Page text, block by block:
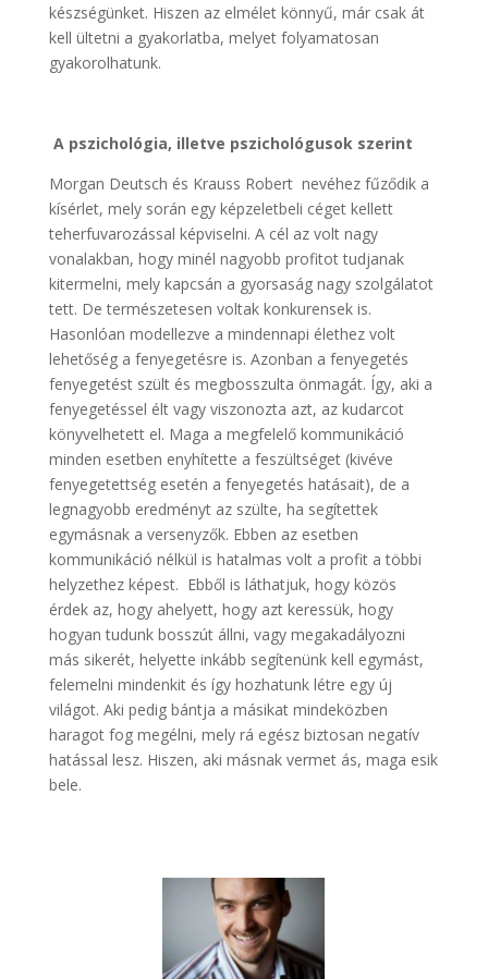
készségünket. Hiszen az elmélet könnyű, már csak át
kell ültetni a gyakorlatba, melyet folyamatosan
gyakorolhatunk.
A pszichológia, illetve pszichológusok szerint
Morgan Deutsch és Krauss Robert nevéhez fűződik a
kísérlet, mely során egy képzeletbeli céget kellett
teherfuvarozással képviselni. A cél az volt nagy
vonalakban, hogy minél nagyobb profitot tudjanak
kitermelni, mely kapcsán a gyorsaság nagy szolgálatot
tett. De természetesen voltak konkurensek is.
Hasonlóan modellezve a mindennapi élethez volt
lehetőség a fenyegetésre is. Azonban a fenyegetés
fenyegetést szült és megbosszulta önmagát. Így, aki a
fenyegetéssel élt vagy viszonozta azt, az kudarcot
könyvelhetett el. Maga a megfelelő kommunikáció
minden esetben enyhítette a feszültséget (kivéve
fenyegetettség esetén a fenyegetés hatásait), de a
legnagyobb eredményt az szülte, ha segítettek
egymásnak a versenyzők. Ebben az esetben
kommunikáció nélkül is hatalmas volt a profit a többi
helyzethez képest. Ebből is láthatjuk, hogy közös
érdek az, hogy ahelyett, hogy azt keressük, hogy
hogyan tudunk bosszút állni, vagy megakadályozni
más sikerét, helyette inkább segítenünk kell egymást,
felemelni mindenkit és így hozhatunk létre egy új
világot. Aki pedig bántja a másikat mindeközben
haragot fog megélni, mely rá egész biztosan negatív
hatással lesz. Hiszen, aki másnak vermet ás, maga esik
bele.